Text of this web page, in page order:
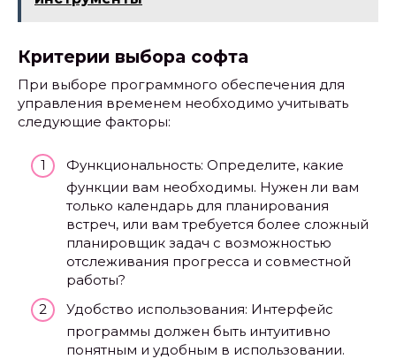
Критерии выбора софта
При выборе программного обеспечения для
управления временем необходимо учитывать
следующие факторы:
Функциональность: Определите, какие
функции вам необходимы. Нужен ли вам
только календарь для планирования
встреч, или вам требуется более сложный
планировщик задач с возможностью
отслеживания прогресса и совместной
работы?
Удобство использования: Интерфейс
программы должен быть интуитивно
понятным и удобным в использовании.